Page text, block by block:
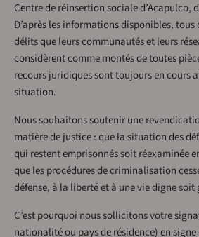
Centre de réinsertion sociale d’Acapulco,
D’après les informations disponibles, tous
délits que leurs communautés et leurs
considèrent comme montés de toutes
recours juridiques sont toujours en cours
situation.
Nous souhaitons soutenir une
matière de justice : que la situation des
qui restent emprisonnés soit réexaminée
que les procédures de criminalisation
défense, à la liberté et à une vie digne
C’est pourquoi nous sollicitons votre
nationalité ou pays de résidence) en